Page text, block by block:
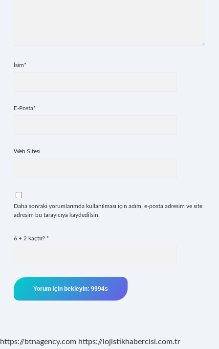
İsim*
E-Posta*
Web Sitesi
Daha sonraki yorumlarımda kullanılması için adım, e-posta adresim ve site
adresim bu tarayıcıya kaydedilsin.
6 + 2 kaçtır? *
https://btnagency.com https://lojistikhabercisi.com.tr